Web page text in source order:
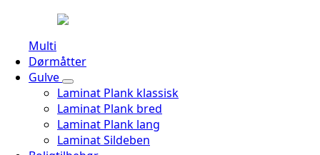
Multi
Dørmåtter
Gulve
Laminat Plank klassisk
Laminat Plank bred
Laminat Plank lang
Laminat Sildeben